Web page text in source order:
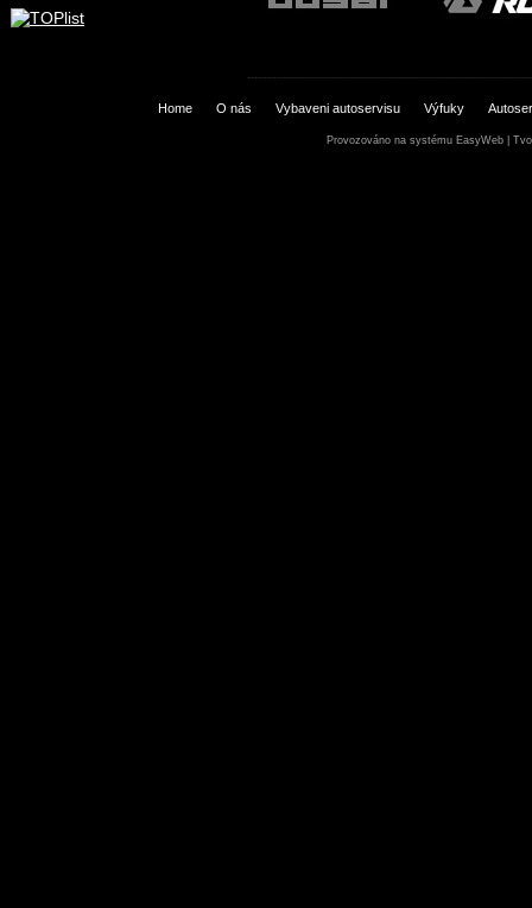
Home O nás Vybaveni autoservisu Výfuky
Provozováno na systému EasyWeb|